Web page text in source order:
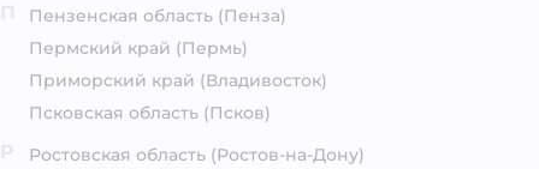
Пензенская область (Пенза)
Пермский край (Пермь)
Приморский край (Владивосток)
Псковская область (Псков)
Ростовская область (Ростов-на-Дону)